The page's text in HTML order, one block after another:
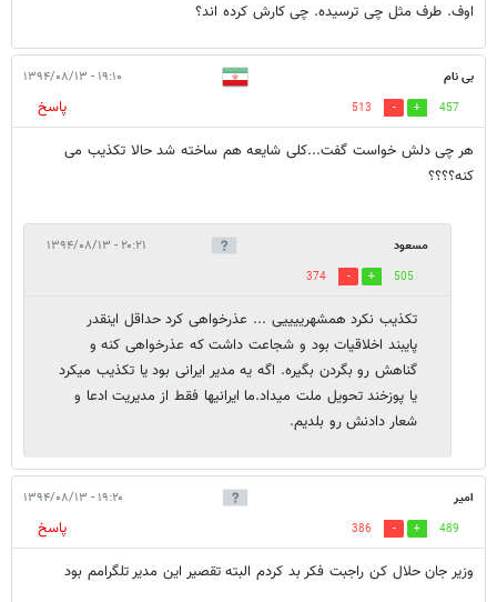
اوف. طرف مثل چی ترسیده. چی کارش کرده اند؟
بی نام ۱۹:۱۰ - ۱۳۹۴/۰۸/۱۳
457
513
پاسخ
هر چی دلش خواست گفت...کلی شایعه هم ساخته شد حالا تکذیب می
کنه؟؟؟؟
مسعود ۲۰:۲۱ - ۱۳۹۴/۰۸/۱۳
505
374
تکذیب نکرد همشهرییییی ... عذرخواهی کرد حداقل اینقدر
پایبند اخلاقیات بود و شجاعت داشت که عذرخواهی کنه و
گناهش رو بگردن بگیره. اگه یه مدیر ایرانی بود یا تکذیب میکرد
یا پوزخند تحویل ملت میداد.ما ایرانیها فقط از مدیریت ادعا و
شعار دادنش رو بلدیم.
امیر ۱۹:۲۰ - ۱۳۹۴/۰۸/۱۳
489
386
پاسخ
وزیر جان حلال کن راجبت فکر بد کردم البته تقصیر این مدیر تلگرامم بود